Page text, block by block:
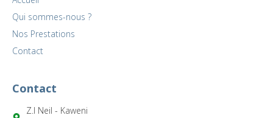
Qui sommes-nous ?
Nos Prestations
Contact
Contact
Z.I Neil - Kaweni